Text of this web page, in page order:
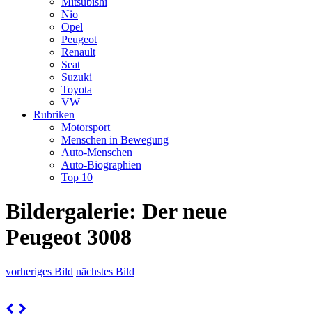
Nio
Opel
Peugeot
Renault
Seat
Suzuki
Toyota
VW
Rubriken
Motorsport
Menschen in Bewegung
Auto-Menschen
Auto-Biographien
Top 10
Bildergalerie: Der neue
Peugeot 3008
vorheriges Bild nächstes Bild